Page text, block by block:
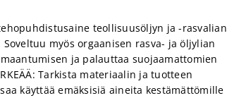
teollisuusöljyn ja -rasvalian
myös orgaanisen rasva- ja öljylian
ja palauttaa suojaamattomien
Tarkista materiaalin ja tuotteen
käyttää emäksisiä aineita kestämättömille